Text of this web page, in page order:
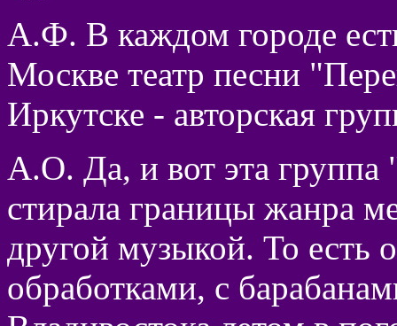
А.Ф. В каждом городе
Москве театр песни
Иркутске - авторская
А.О. Да, и вот эта группа
стирала границы жанра
другой музыкой. То есть
обработками, с